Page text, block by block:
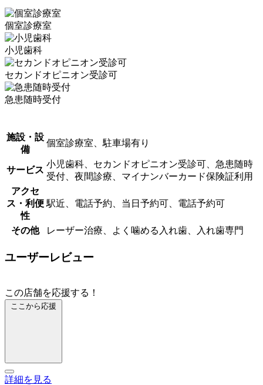
個室診療室
小児歯科
セカンドオピニオン受診可
急患随時受付
施設・設
備
個室診療室、駐車場有り
サービス
小児歯科、セカンドオピニオン受診可、急患随時
受付、夜間診療、マイナンバーカード保険証利用
アクセ
ス・利便
性
駅近、電話予約、当日予約可、電話予約可
その他 レーザー治療、よく噛める入れ歯、入れ歯専門
ユーザーレビュー
この店舗を応援する！
ここから応援
詳細を見る